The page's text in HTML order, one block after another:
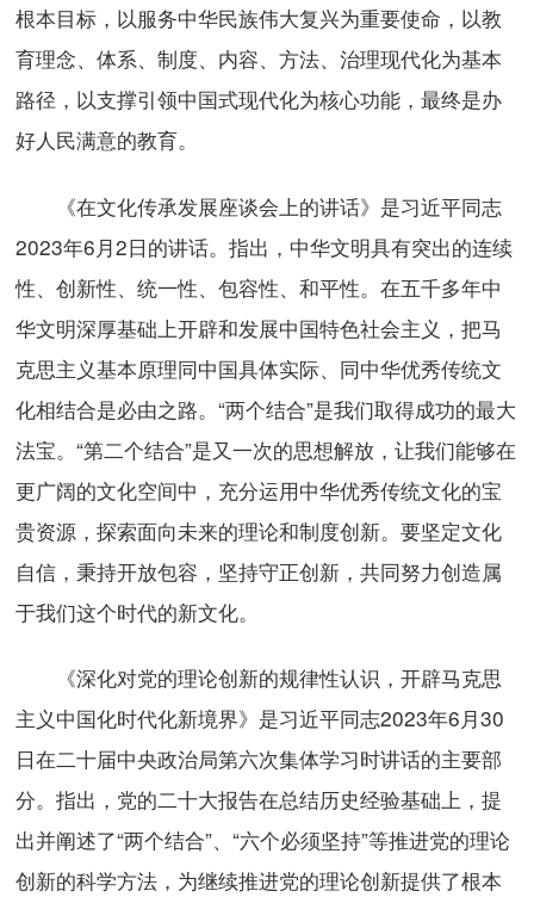
根本目标，以服务中华民族伟大复兴为重要使命，以教
育理念、体系、制度、内容、方法、治理现代化为基本
路径，以支撑引领中国式现代化为核心功能，最终是办
好人民满意的教育。
《在文化传承发展座谈会上的讲话》是习近平同志
2023年6月2日的讲话。指出，中华文明具有突出的连续
性、创新性、统一性、包容性、和平性。在五千多年中
华文明深厚基础上开辟和发展中国特色社会主义，把马
克思主义基本原理同中国具体实际、同中华优秀传统文
化相结合是必由之路。“两个结合”是我们取得成功的最大
法宝。“第二个结合”是又一次的思想解放，让我们能够在
更广阔的文化空间中，充分运用中华优秀传统文化的宝
贵资源，探索面向未来的理论和制度创新。要坚定文化
自信，秉持开放包容，坚持守正创新，共同努力创造属
于我们这个时代的新文化。
《深化对党的理论创新的规律性认识，开辟马克思
主义中国化时代化新境界》是习近平同志2023年6月30
日在二十届中央政治局第六次集体学习时讲话的主要部
分。指出，党的二十大报告在总结历史经验基础上，提
出并阐述了“两个结合”、“六个必须坚持”等推进党的理论
创新的科学方法，为继续推进党的理论创新提供了根本